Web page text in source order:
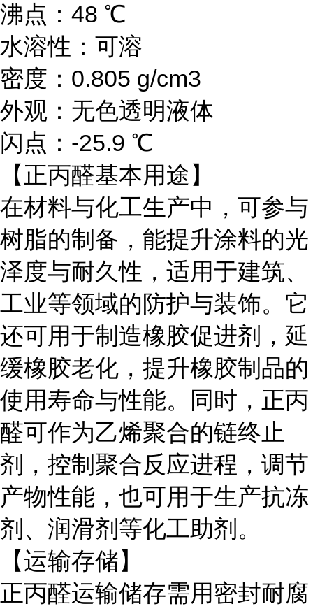
沸点：48 ℃
水溶性：可溶
密度：0.805 g/cm3
外观：无色透明液体
闪点：-25.9 ℃
【正丙醛基本用途】
在材料与化工生产中，可参与
树脂的制备，能提升涂料的光
泽度与耐久性，适用于建筑、
工业等领域的防护与装饰。它
还可用于制造橡胶促进剂，延
缓橡胶老化，提升橡胶制品的
使用寿命与性能。同时，正丙
醛可作为乙烯聚合的链终止
剂，控制聚合反应进程，调节
产物性能，也可用于生产抗冻
剂、润滑剂等化工助剂。
【运输存储】
正丙醛运输储存需用密封耐腐